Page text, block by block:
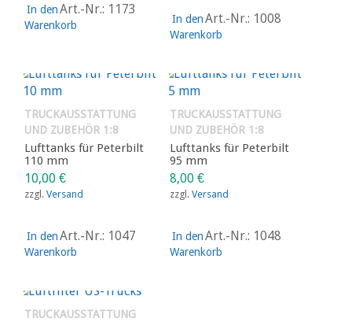
In den
Warenkorb
Art.-Nr.: 1173
In den
Warenkorb
Art.-Nr.: 1008
TRUCKAUSSTATTUNG
UND ZUBEHÖR 1:8
Lufttanks für Peterbilt
110 mm
10,00 €
zzgl. Versand
In den
Warenkorb
Art.-Nr.: 1047
TRUCKAUSSTATTUNG
UND ZUBEHÖR 1:8
Lufttanks für Peterbilt
95 mm
8,00€
zzgl.Versand
In den
Warenkorb
Art.-Nr.: 1048
TRUCKAUSSTATTUNG